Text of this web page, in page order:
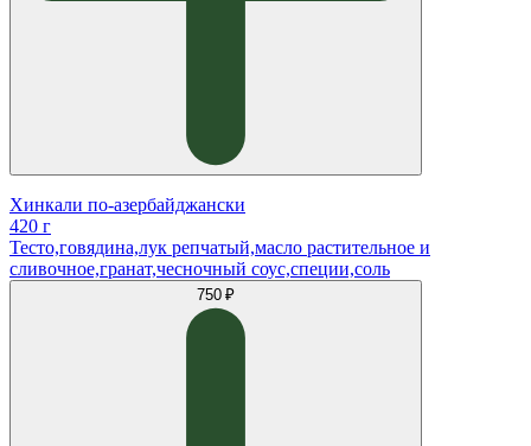
Хинкали по-азербайджански
420 г
Тесто,говядина,лук репчатый,масло растительное и
сливочное,гранат,чесночный соус,специи,соль
750 ₽